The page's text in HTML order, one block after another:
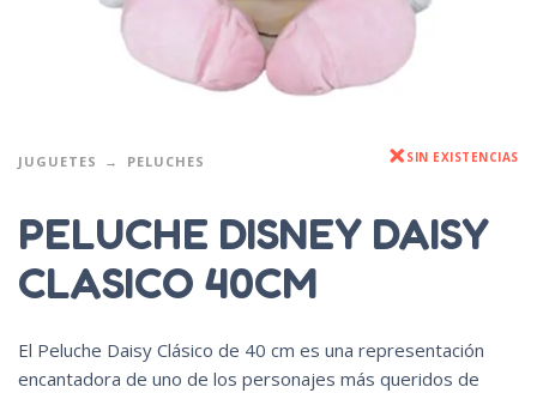
JUGUETES PELUCHES SIN EXISTENCIAS
PELUCHE DISNEY DAISY
CLASICO 40CM
El Peluche Daisy Clásico de 40 cm es una representación
encantadora de uno de los personajes más queridos de